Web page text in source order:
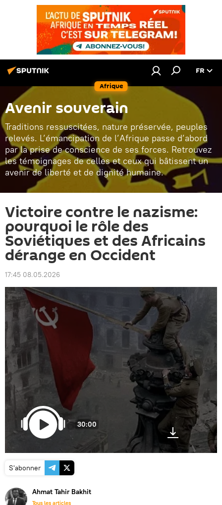
Afrique
FR
Avenir souverain
Traditions ressuscitées, nature préservée, peuples
relevés. L’émancipation de l’Afrique passe d’abord
par la prise de conscience de ses forces. Retrouvez
les témoignages de celles et ceux qui bâtissent un
avenir de liberté et de dignité humaine.
Victoire contre le nazisme:
pourquoi le rôle des
Soviétiques et des Africains
dérange en Occident
17:45 08.05.2026
30:00
S'abonner
Ahmat Tahir Bakhit
Tous les articles